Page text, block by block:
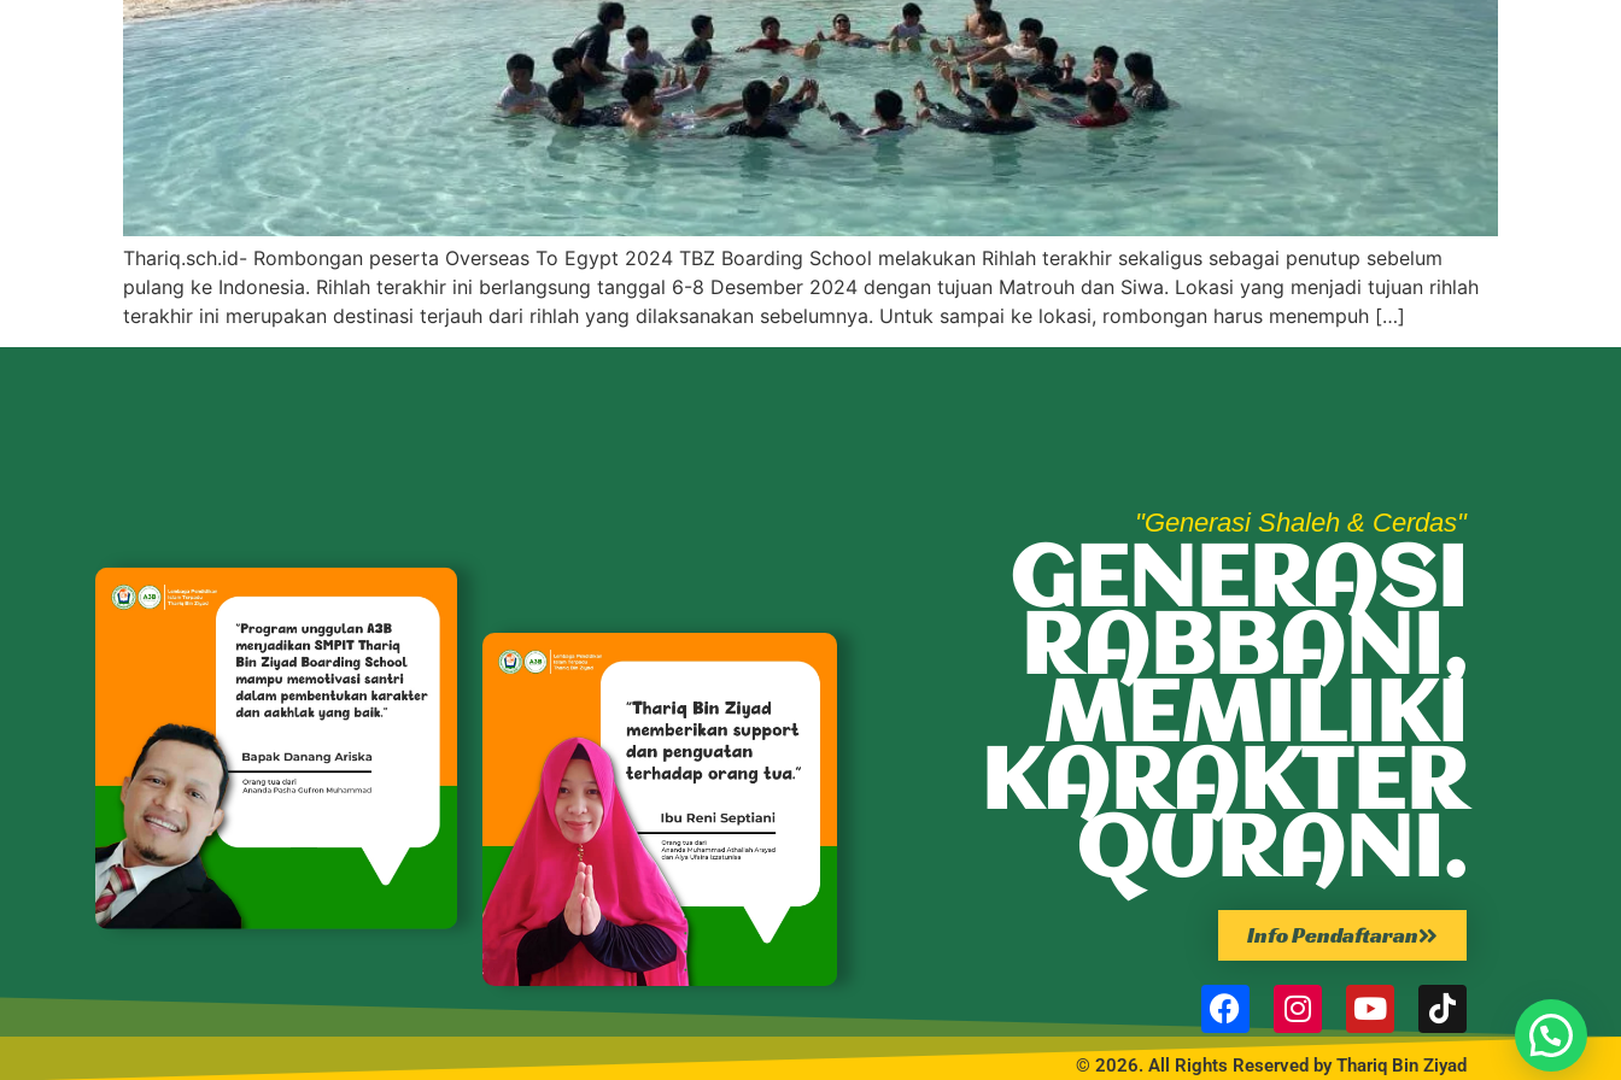
Thariq.sch.id- Rombongan peserta Overseas To Egypt 2024 TBZ Boarding School melakukan Rihlah terakhir sekaligus sebagai penutup sebelum
pulang ke Indonesia. Rihlah terakhir ini berlangsung tanggal 6-8 Desember 2024 dengan tujuan Matrouh dan Siwa. Lokasi yang menjadi tujuan rihlah
terakhir ini merupakan destinasi terjauh dari rihlah yang dilaksanakan sebelumnya. Untuk sampai ke lokasi, rombongan harus menempuh […]
"Generasi Shaleh & Cerdas"
GENERASI
RABBANI,
MEMILIKI
KARAKTER
QURANI.
Info Pendaftaran
© 2026. All Rights Reserved by Thariq Bin Ziyad